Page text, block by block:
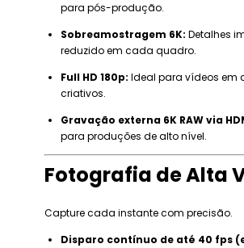
para pós-produção.
Sobreamostragem 6K: Detalhes
reduzido em cada quadro.
Full HD 180p: Ideal para vídeos em
criativos.
Gravação externa 6K RAW via
para produções de alto nível.
Fotografia de Alta
Capture cada instante com precisão.
Disparo contínuo de até 40 fps